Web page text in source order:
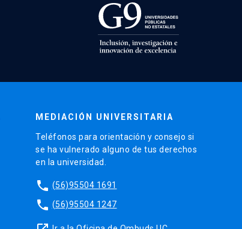
MEDIACIÓN UNIVERSITARIA
Teléfonos para orientación y consejo si
se ha vulnerado alguno de tus derechos
en la universidad.
phone (56)95504 1691
phone (56)95504 1247